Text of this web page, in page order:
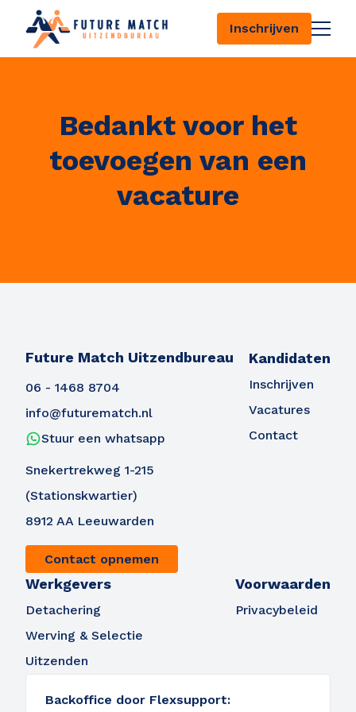
Inschrijven
Bedankt voor het
toevoegen van een
vacature
je mailbox
Future Match Uitzendbureau
06 - 1468 8704
info@futurematch.nl
Stuur een whatsapp
Snekertrekweg 1-215
(Stationskwartier)
8912 AA Leeuwarden
Contact opnemen
Kandidaten
Inschrijven
Vacatures
Contact
Werkgevers
Detachering
Werving & Selectie
Uitzenden
Voorwaarden
Privacybeleid
Backoffice door Flexsupport: